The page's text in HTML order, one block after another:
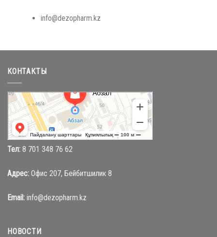
info@dezopharm.kz
КОНТАКТЫ
Абзал
Торговый центр в Караганде
Магазин одежды в Караганде
Тел: 8 701 348 76 62
Адрес: Офис 207, Бейбитшилик 8
Email: info@dezopharm.kz
НОВОСТИ